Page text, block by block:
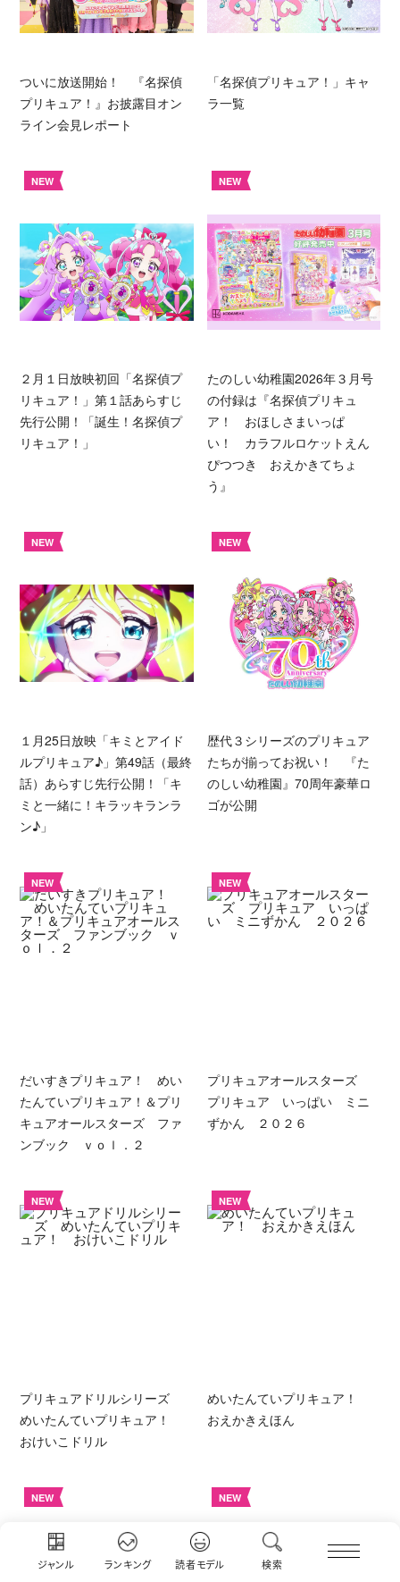
ジャンル ランキング 読者モデル 検索
ついに放送開始！ 『名探偵
プリキュア！』お披露目オン
ライン会見レポート
「名探偵プリキュア！」キャ
ラ一覧
NEW
２月１日放映初回「名探偵プ
リキュア！」第１話あらすじ
先行公開！「誕生！名探偵プ
リキュア！」
NEW
たのしい幼稚園2026年３月号
の付録は『名探偵プリキュ
ア！ おほしさまいっぱ
い！ カラフルロケットえん
ぴつつき おえかきてちょ
う』
NEW
１月25日放映「キミとアイド
ルプリキュア♪」第49話（最終
話）あらすじ先行公開！「キ
ミと一緒に！キラッキランラ
ン♪」
NEW
歴代３シリーズのプリキュア
たちが揃ってお祝い！ 『た
のしい幼稚園』70周年豪華ロ
ゴが公開
NEW
だいすきプリキュア！ めい
たんていプリキュア！＆プリ
キュアオールスターズ ファ
ンブック ｖｏｌ．２
NEW
プリキュアオールスターズ
プリキュア いっぱい ミニ
ずかん ２０２６
NEW
プリキュアドリルシリーズ
めいたんていプリキュア！
おけいこドリル
NEW
めいたんていプリキュア！
おえかきえほん
NEW NEW